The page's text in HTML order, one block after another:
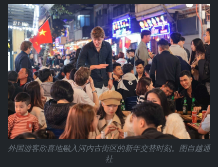
外国游客欣喜地融入河内古街区的新年交替时刻。图自越通
社